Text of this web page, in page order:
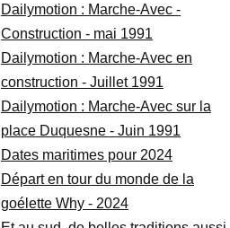
Dailymotion : Marche-Avec -
Construction - mai 1991
Dailymotion : Marche-Avec en
construction - Juillet 1991
Dailymotion : Marche-Avec sur la
place Duquesne - Juin 1991
Dates maritimes pour 2024
Départ en tour du monde de la
goélette Why - 2024